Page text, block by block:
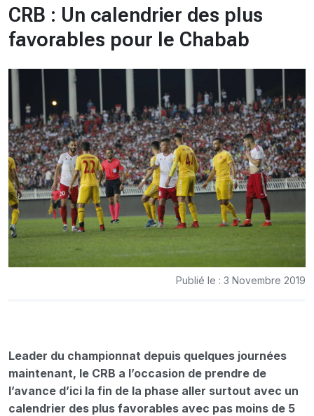
CRB : Un calendrier des plus
favorables pour le Chabab
Publié le : 3 Novembre 2019
Leader du championnat depuis quelques journées
maintenant, le CRB a l’occasion de prendre de
l’avance d’ici la fin de la phase aller surtout avec un
calendrier des plus favorables avec pas moins de 5